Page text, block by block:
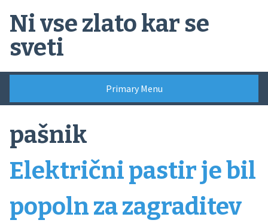
content
Ni vse zlato kar se
sveti
Primary Menu
pašnik
Električni pastir je bil
popoln za zagraditev